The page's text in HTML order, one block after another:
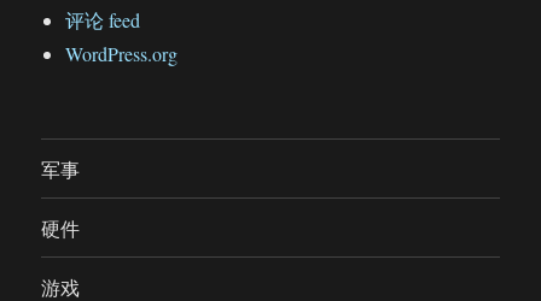
评论 feed
WordPress.org
军事
硬件
游戏